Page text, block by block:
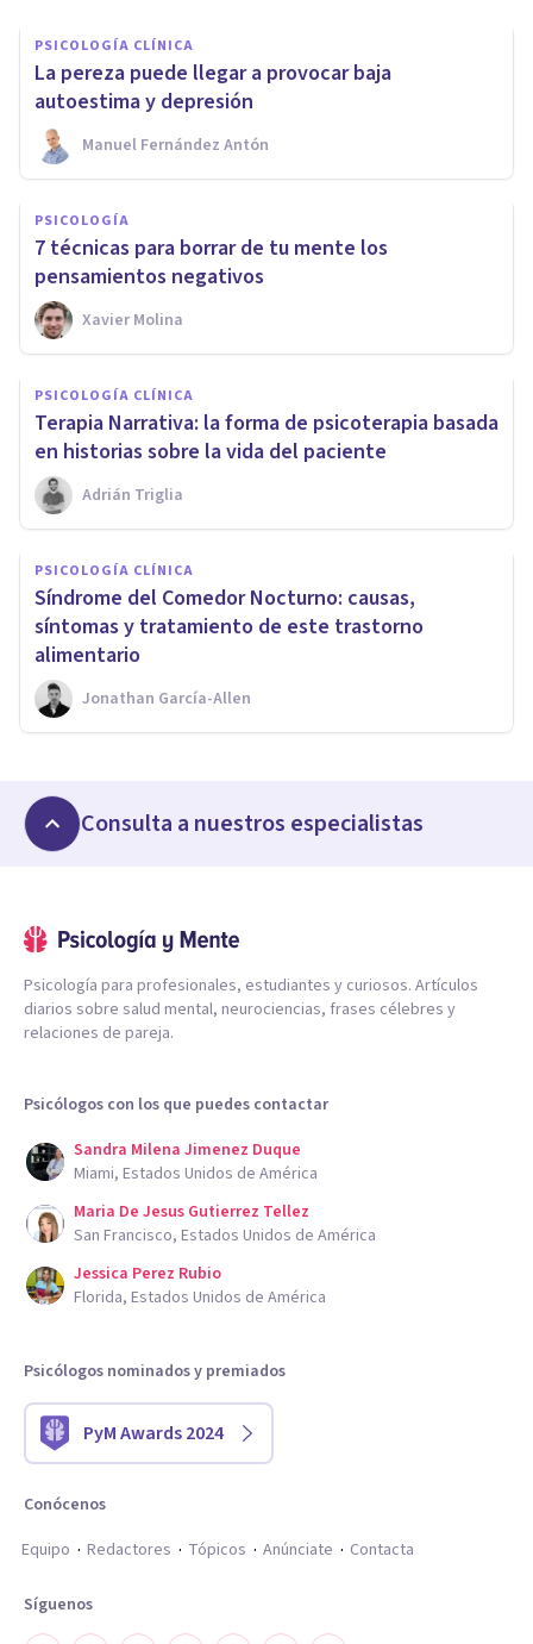
PSICOLOGÍA CLÍNICA
La pereza puede llegar a provocar baja
autoestima y depresión
Manuel Fernández Antón
PSICOLOGÍA
7 técnicas para borrar de tu mente los
pensamientos negativos
Xavier Molina
PSICOLOGÍA CLÍNICA
Terapia Narrativa: la forma de psicoterapia basada
en historias sobre la vida del paciente
Adrián Triglia
PSICOLOGÍA CLÍNICA
​Síndrome del Comedor Nocturno: causas,
síntomas y tratamiento de este trastorno
alimentario
Jonathan García-Allen
Consulta a nuestros especialistas
Psicología para profesionales, estudiantes y curiosos. Artículos
diarios sobre salud mental, neurociencias, frases célebres y
relaciones de pareja.
Psicólogos con los que puedes contactar
Sandra Milena Jimenez Duque
Miami, Estados Unidos de América
Maria De Jesus Gutierrez Tellez
San Francisco, Estados Unidos de América
Jessica Perez Rubio
Florida, Estados Unidos de América
Psicólogos nominados y premiados
PyM Awards 2024
Conócenos
Equipo
Redactores Tópicos Anúnciate Contacta
Síguenos